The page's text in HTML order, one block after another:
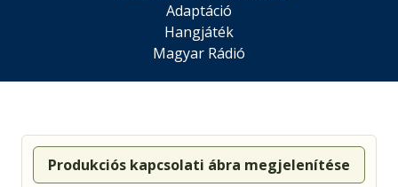
Adaptáció
Hangjáték
Magyar Rádió
Produkciós kapcsolati ábra megjelenítése